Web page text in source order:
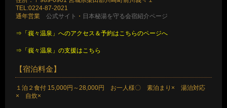
TEL:0224-87-2021
通年営業公式サイト ・ 日本秘湯を守る会宿紹介ページ
⇒「峩々温泉」へのアクセス＆予約はこちらのページへ
⇒「峩々温泉」の支援はこちら
【宿泊料金】
１泊２食付 15,000円～28,000円 お一人様〇 素泊まり× 湯治対応
× 自炊×